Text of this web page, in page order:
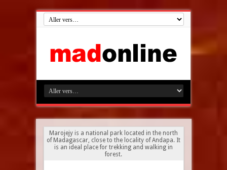
Marojejy is a national park located in the north
of Madagascar, close to the locality of Andapa. It
is an ideal place for trekking and walking in
forest.